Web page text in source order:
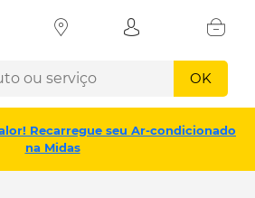
OK
Recarregue seu Ar-condicionado
na Midas